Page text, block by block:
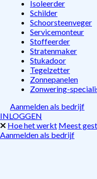
Isoleerder
Schilder
Schoorsteenveger
Servicemonteur
Stoffeerder
Stratenmaker
Stukadoor
Tegelzetter
Zonnepanelen
Zonwering-
Aanmelden als bedrijf
INLOGGEN
Hoe het werkt Meest
Aanmelden als bedrijf